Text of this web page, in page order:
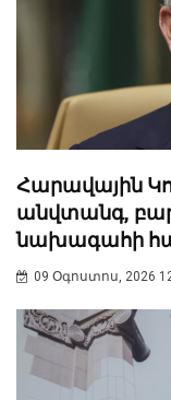
Հարավային
անվտանգ,
նախագահի
09 Օգոստոս, 2026